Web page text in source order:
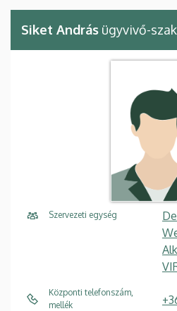
Siket András ügyvivő-
Szervezeti egység
Központi telefonszám,
mellék